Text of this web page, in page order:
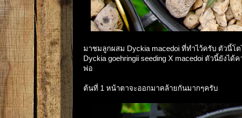
มาชมลูกผสม Dyckia macedoi ที่ทำไว้ครับ ตัวนี้โ
Dyckia goehringii seeding X macedoi ตัวนี้ยัง
พ่อ
ต้นที่ 1 หน้าตาจะออกมาคล้ายกันมากๆครับ